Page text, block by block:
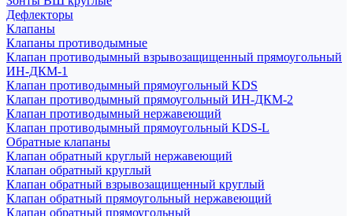
Дефлекторы
Клапаны
Клапаны противодымные
Клапан противодымный взрывозащищенный прямоугольный
ИН-ДКМ-1
Клапан противодымный прямоугольный KDS
Клапан противодымный прямоугольный ИН-ДКМ-2
Клапан противодымный нержавеющий
Клапан противодымный прямоугольный KDS-L
Обратные клапаны
Клапан обратный круглый нержавеющий
Клапан обратный круглый
Клапан обратный взрывозащищенный круглый
Клапан обратный прямоугольный нержавеющий
Клапан обратный прямоугольный